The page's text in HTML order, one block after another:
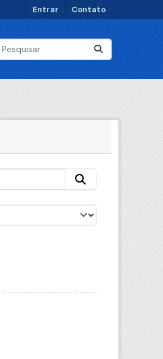
Entrar Contato